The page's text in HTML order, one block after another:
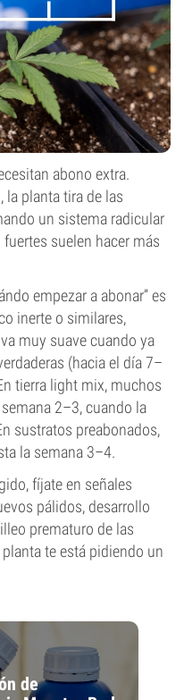
abono extra.
la planta tira de las
un sistema radicular
suelen hacer más
empezar a abonar” es
inerte o similares,
muy suave cuando ya
(hacia el día 7–
tierra light mix, muchos
2–3, cuando la
sustratos preabonados,
la semana 3–4.
fíjate en señales
pálidos, desarrollo
prematuro de las
te está pidiendo un
de